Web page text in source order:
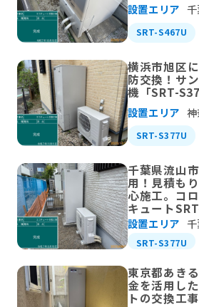
設置エリア
SRT-S467U
横浜市旭区
防交換！サ
機「SRT-
設置エリア
SRT-S377U
千葉県流山
用！見積も
心施工。コ
キュート
設置エリア
SRT-S377U
東京都あき
金を活用し
トの交換工